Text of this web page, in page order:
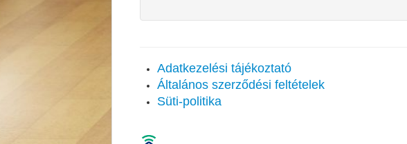
Adatkezelési tájékoztató
Általános szerződési feltételek
Süti-politika